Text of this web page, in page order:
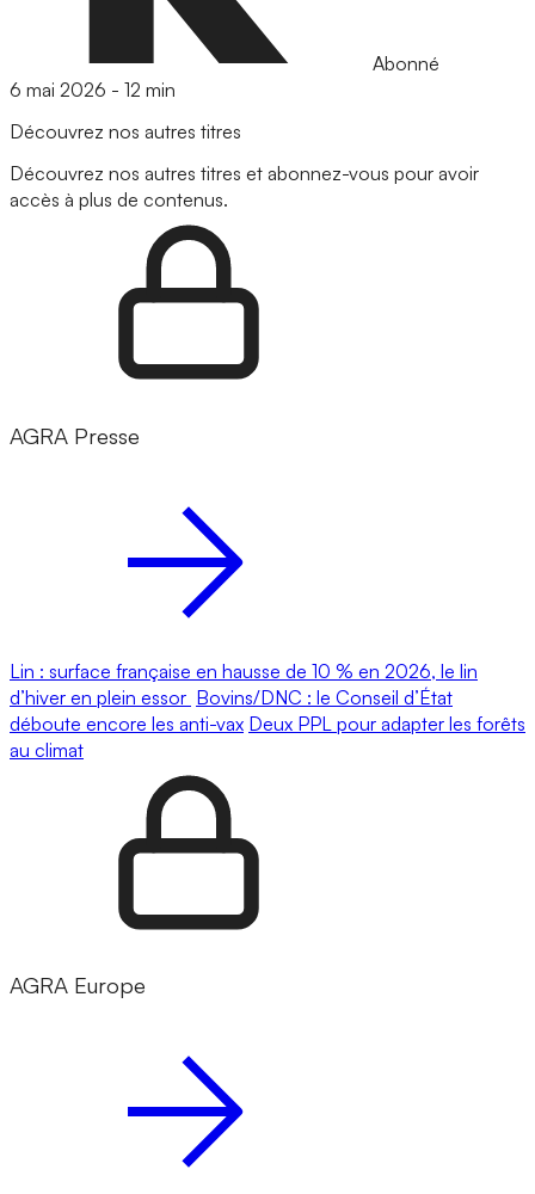
Abonné
6 mai 2026 - 12 min
Découvrez nos autres titres
Découvrez nos autres titres et abonnez-vous pour avoir
accès à plus de contenus.
AGRA Presse
Lin : surface française en hausse de 10 % en 2026, le lin
d’hiver en plein essor Bovins/DNC : le Conseil d’État
déboute encore les anti-vax Deux PPL pour adapter les forêts
au climat
AGRA Europe